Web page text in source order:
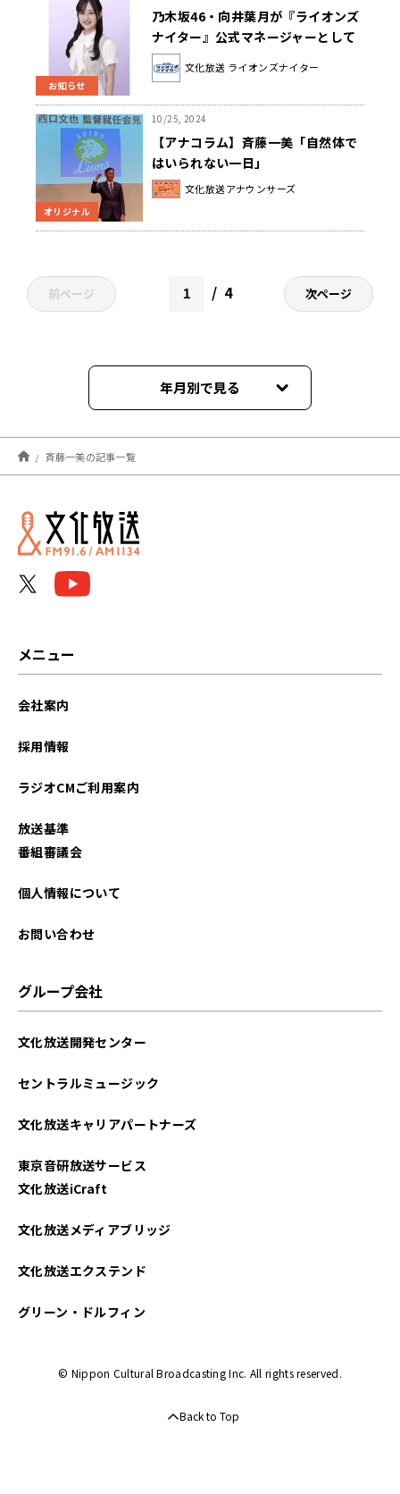
国32局でオンエア
お知らせ
乃木坂46・向井葉月が『ライオンズ
ナイター』公式マネージャーとして
ラスト出演！ 『辻発彦・斉藤一美・
向井葉月 秋の語れ！ライオンズス
文化放送 ライオンズナイター
オリジナル
10/25, 2024
【アナコラム】斉藤一美「自然体で
はいられない一日」
文化放送アナウンサーズ
前ページ 4 次ページ
年月別で見る
2026年07月
2026年05月
2026年03月
2025年02月
2024年10月
2024年03月
2024年02月
2023年08月
斉藤一美の記事一覧
メニュー
会社案内
採用情報
ラジオCMご利用案内
放送基準
番組審議会
個人情報について
お問い合わせ
グループ会社
文化放送開発センター
セントラルミュージック
文化放送キャリアパートナーズ
東京音研放送サービス
文化放送iCraft
文化放送メディアブリッジ
文化放送エクステンド
グリーン・ドルフィン
© Nippon Cultural Broadcasting Inc. All rights reserved.
Back to Top